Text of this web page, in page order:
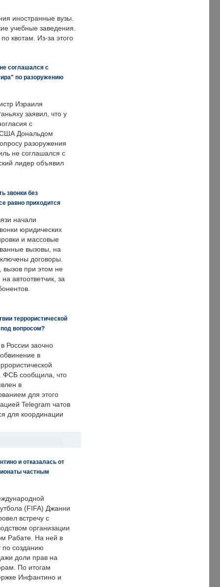
иностранные вузы.
учебные заведения.
квотам. Из-за этого
соглашался с
по разоружению
Израиля
заявил, что у
с
Дональдом
разоружения
не соглашался с
лидер объявил
звонки без
равно приходится
начали
юридических
и массовые
вызовы, на
договоры.
вызов при этом не
автоответчик, за
террористической
вопросом?
России заочно
в
ФСБ сообщила, что
в
для этого
Telegram чатов
для координации
и отказалась от
частным
(FIFA) Джанни
встречу с
организации
Рабате. На ней в
по созданию
доли прав на
По итогам
Инфантино и